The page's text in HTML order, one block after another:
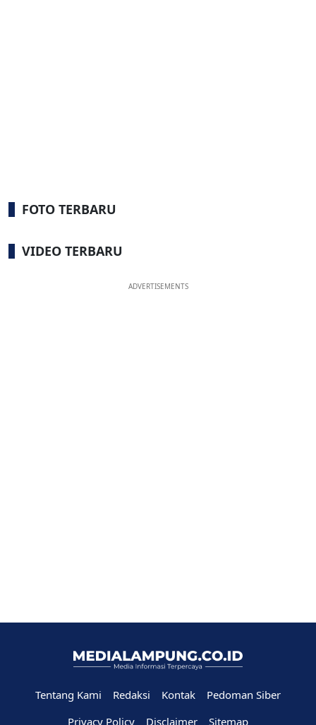
FOTO TERBARU
VIDEO TERBARU
ADVERTISEMENTS
Tentang Kami Redaksi Kontak
Pedoman Siber
Privacy Policy
Disclaimer Sitemap